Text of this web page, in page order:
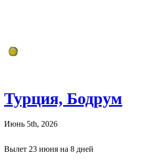
Турция, Бодрум
Июнь 5th, 2026
Вылет 23 июня на 8 дней